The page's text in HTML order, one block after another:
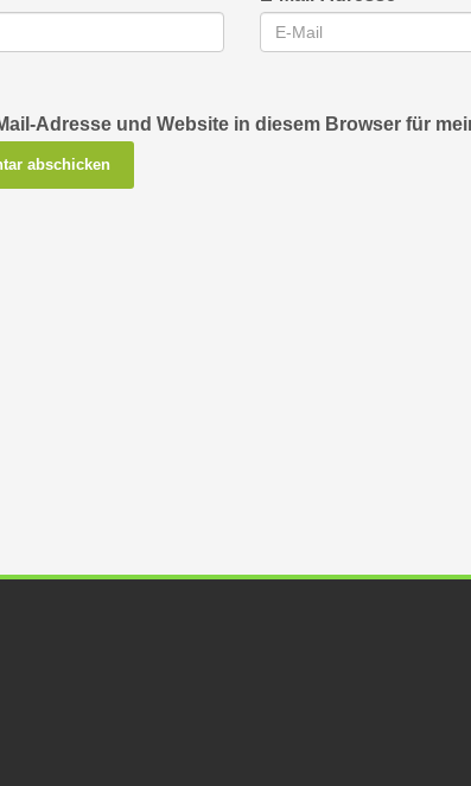
Adresse und Website in diesem Browser für